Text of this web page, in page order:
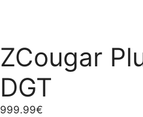
ZCougar
DGT
999.99€